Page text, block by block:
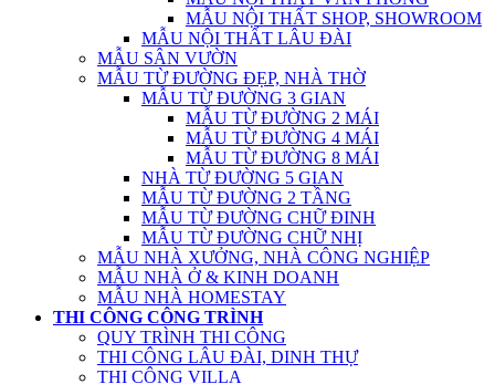
MẪU NỘI THẤT SHOP, SHOWROOM
MẪU NỘI THẤT LÂU ĐÀI
MẪU SÂN VƯỜN
MẪU TỪ ĐƯỜNG ĐẸP, NHÀ THỜ
MẪU TỪ ĐƯỜNG 3 GIAN
MẪU TỪ ĐƯỜNG 2 MÁI
MẪU TỪ ĐƯỜNG 4 MÁI
MẪU TỪ ĐƯỜNG 8 MÁI
NHÀ TỪ ĐƯỜNG 5 GIAN
MẪU TỪ ĐƯỜNG 2 TẦNG
MẪU TỪ ĐƯỜNG CHỮ ĐINH
MẪU TỪ ĐƯỜNG CHỮ NHỊ
MẪU NHÀ XƯỞNG, NHÀ CÔNG NGHIỆP
MẪU NHÀ Ở & KINH DOANH
MẪU NHÀ HOMESTAY
THI CÔNG CÔNG TRÌNH
QUY TRÌNH THI CÔNG
THI CÔNG LÂU ĐÀI, DINH THỰ
THI CÔNG VILLA